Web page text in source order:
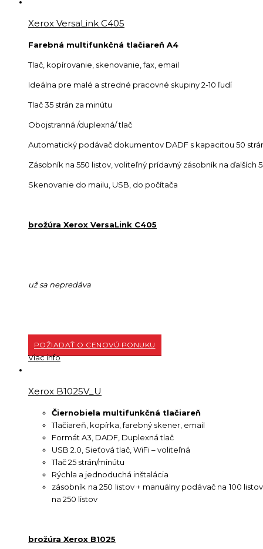
Xerox VersaLink C405
Farebná multifunkčná tlačiareň A4
Tlač, kopírovanie, skenovanie, fax, email
Ideálna pre malé a stredné pracovné skupiny 2-10 ľudí
Tlač 35 strán za minútu
Obojstranná /duplexná/ tlač
Automatický podávač dokumentov DADF s kapacitou 50
Zásobník na 550 listov, voliteľný prídavný zásobník na ďalších
Skenovanie do mailu, USB, do počítača
brožúra Xerox VersaLink C405
už sa nepredáva
POŽIADAŤ O CENOVÚ PONUKU
Viac info
Xerox B1025V_U
Čiernobiela multifunkčná tlačiareň
Tlačiareň, kopírka, farebný skener, email
Formát A3, DADF, Duplexná tlač
USB 2.0, Sieťová tlač, WiFi – voliteľná
Tlač 25 strán/minútu
Rýchla a jednoduchá inštalácia
zásobník na 250 listov + manuálny podávač na 100
na 250 listov
brožúra Xerox B1025